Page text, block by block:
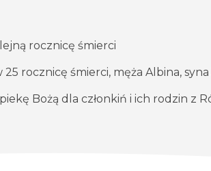
rocznicę śmierci
25 rocznicę śmierci, męża Albina,
Bożą dla członkiń i ich rodzin z